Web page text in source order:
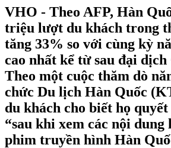
VHO - Theo AFP, Hàn
triệu lượt du khách trong
tăng 33% so với cùng kỳ
cao nhất kể từ sau đại dịch
Theo một cuộc thăm dò
chức Du lịch Hàn Quốc
du khách cho biết họ
“sau khi xem các nội dung
phim truyền hình Hàn